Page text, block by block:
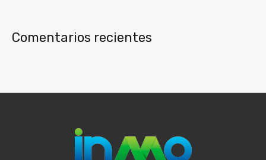
Comentarios recientes